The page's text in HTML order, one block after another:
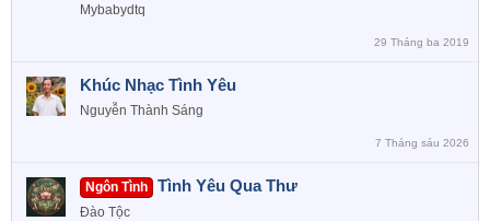
Mybabydtq
29 Tháng ba 2019
Khúc Nhạc Tình Yêu
Nguyễn Thành Sáng
7 Tháng sáu 2026
Ngôn Tình Tình Yêu Qua Thư
Đào Tộc